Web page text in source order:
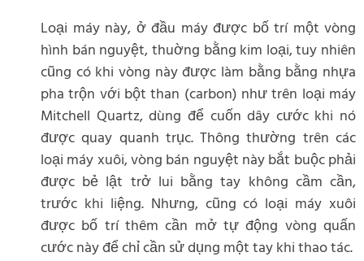
Loại máy này, ở đầu máy được bố trí một vòng
hình bán nguyệt, thuờng bằng kim loại, tuy nhiên
cũng có khi vòng này được làm bằng bằng nhựa
pha trộn với bột than (carbon) như trên loại máy
Mitchell Quartz, dùng để cuốn dây cước khi nó
được quay quanh trục. Thông thường trên các
loại máy xuôi, vòng bán nguyệt này bắt buộc phải
được bẻ lật trở lui bằng tay không cầm cần,
trước khi liệng. Nhưng, cũng có loại máy xuôi
được bố trí thêm cần mở tự động vòng quấn
cước này để chỉ cần sử dụng một tay khi thao tác.